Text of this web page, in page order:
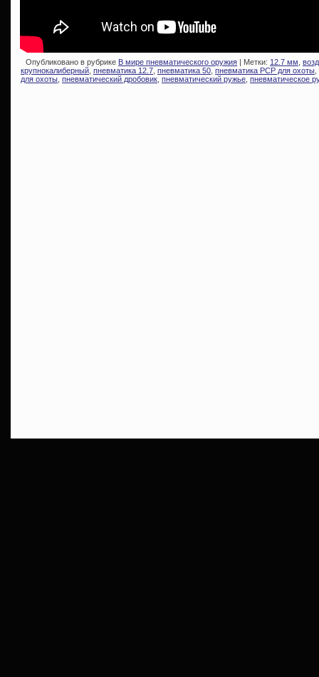
Опубликовано в рубрике В мире пневматического оружия | Метки: 12.7 мм
крупнокалиберный пневматика 12.7 пневматика 50 пневматика PCP для охоты
для охоты пневматический дробовик пневматический ружье пневматическое